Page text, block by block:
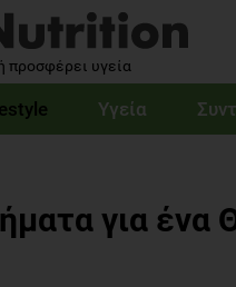
υγεία
Υγεία
για ένα